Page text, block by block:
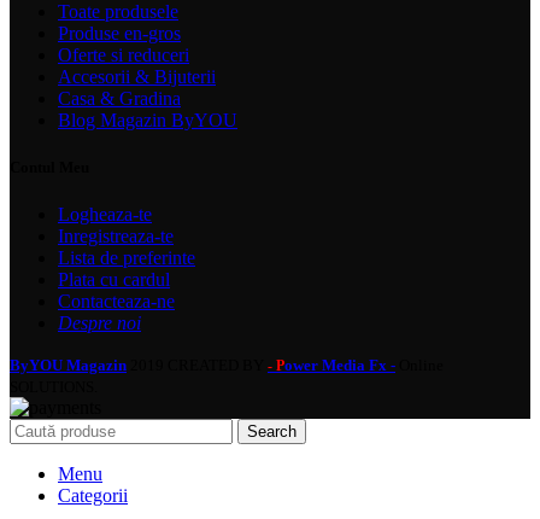
Toate produsele
Produse en-gros
Oferte si reduceri
Accesorii & Bijuterii
Casa & Gradina
Blog Magazin ByYOU
Logheaza-te
Inregistreaza-te
Lista de preferinte
Plata cu cardul
Contacteaza-ne
Despre noi
ByYOU Magazin - Power Media Fx -
Search
Menu
Categorii